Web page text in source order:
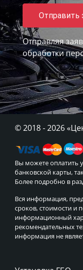
Отправить
Отправляя
обработки
© 2018 - 2026
Вы можете оплатить
банковской карты,
Более подробно в
Вся информация,
сроков, стоимости и
информационный
рекомендательных
информация не